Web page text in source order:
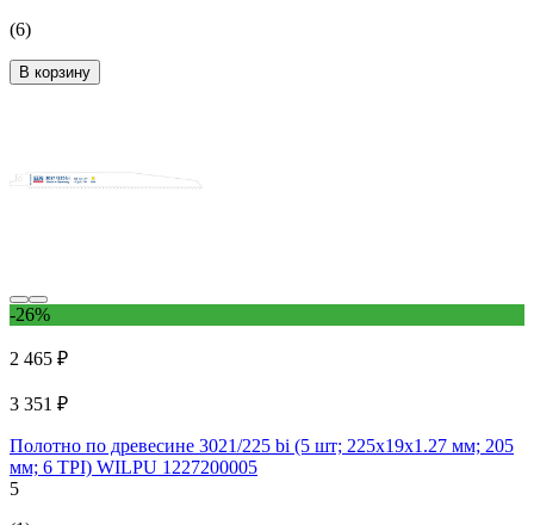
(6)
В корзину
-26%
2 465 ₽
3 351 ₽
Полотно по древесине 3021/225 bi (5 шт; 225х19х1.27 мм; 205
мм; 6 TPI) WILPU 1227200005
5